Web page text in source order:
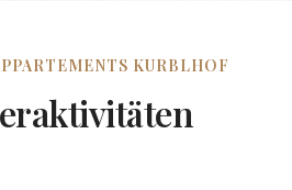
KURBLHOF